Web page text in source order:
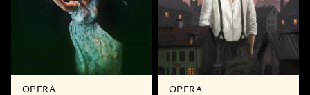
OPERA OPERA